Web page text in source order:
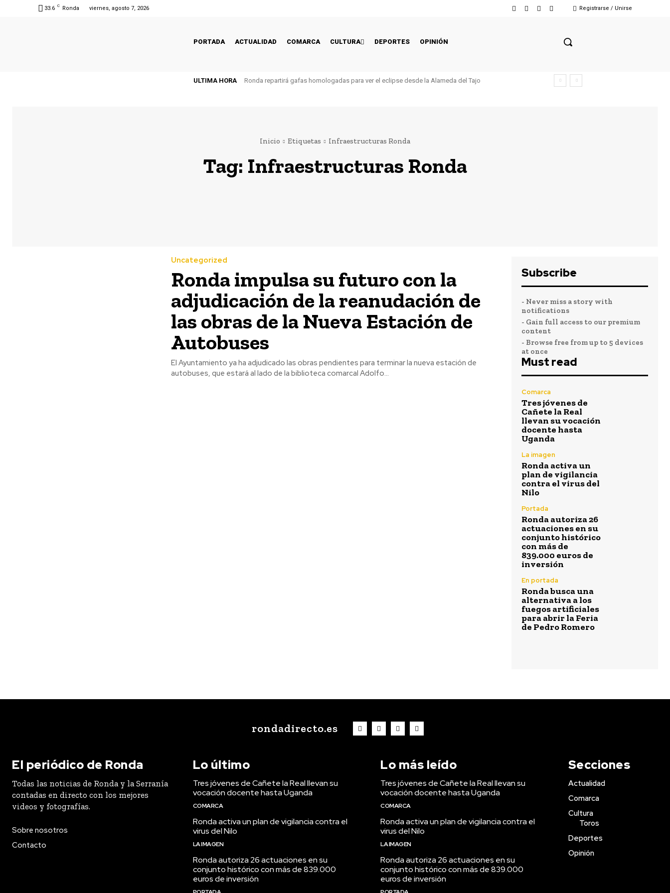
33.6 C Ronda viernes, agosto 7, 2026 Registrarse / Unirse
PORTADA ACTUALIDAD COMARCA CULTURA DEPORTES OPINIÓN
ULTIMA HORA Ronda repartirá gafas homologadas para ver el eclipse desde la Alameda del Tajo
Inicio Etiquetas Infraestructuras Ronda
Tag: Infraestructuras Ronda
Uncategorized
Ronda impulsa su futuro con la
adjudicación de la reanudación de
las obras de la Nueva Estación de
Autobuses
El Ayuntamiento ya ha adjudicado las obras pendientes para terminar la nueva estación de
autobuses, que estará al lado de la biblioteca comarcal Adolfo...
Subscribe
- Never miss a story with
notifications
- Gain full access to our premium
content
- Browse free from up to 5 devices
at once
Must read
Comarca
Tres jóvenes de
Cañete la Real
llevan su vocación
docente hasta
Uganda
La imagen
Ronda activa un
plan de vigilancia
contra el virus del
Nilo
Portada
Ronda autoriza 26
actuaciones en su
conjunto histórico
con más de
839.000 euros de
inversión
En portada
Ronda busca una
alternativa a los
fuegos artificiales
para abrir la Feria
de Pedro Romero
rondadirecto.es
El periódico de Ronda
Todas las noticias de Ronda y la Serranía
contadas en directo con los mejores
videos y fotografías.
Sobre nosotros
Contacto
Lo último
Tres jóvenes de Cañete la Real llevan su
vocación docente hasta Uganda
COMARCA
Ronda activa un plan de vigilancia contra el
virus del Nilo
LA IMAGEN
Ronda autoriza 26 actuaciones en su
conjunto histórico con más de 839.000
euros de inversión
Lo más leído
Tres jóvenes de Cañete la Real llevan su
vocación docente hasta Uganda
COMARCA
Ronda activa un plan de vigilancia contra el
virus del Nilo
LA IMAGEN
Ronda autoriza 26 actuaciones en su
conjunto histórico con más de 839.000
euros de inversión
Secciones
Actualidad
Comarca
Cultura
Toros
Deportes
Opinión